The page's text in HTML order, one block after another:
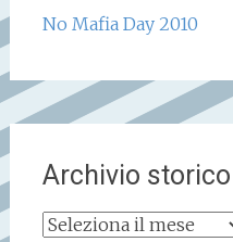
No Mafia Day 2010
Archivio storico
Archivio